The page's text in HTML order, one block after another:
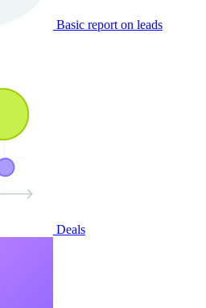
Basic report on leads
Deals